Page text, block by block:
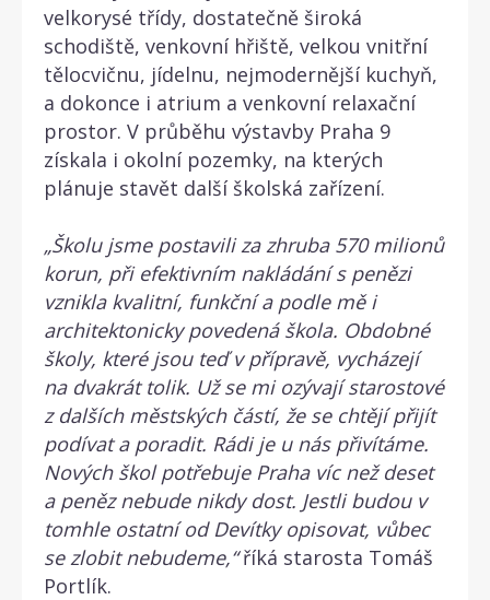
velkorysé třídy, dostatečně široká
schodiště, venkovní hřiště, velkou vnitřní
tělocvičnu, jídelnu, nejmodernější kuchyň,
a dokonce i atrium a venkovní relaxační
prostor. V průběhu výstavby Praha 9
získala i okolní pozemky, na kterých
plánuje stavět další školská zařízení.
„Školu jsme postavili za zhruba 570 milionů
korun, při efektivním nakládání s penězi
vznikla kvalitní, funkční a podle mě i
architektonicky povedená škola. Obdobné
školy, které jsou teď v přípravě, vycházejí
na dvakrát tolik. Už se mi ozývají starostové
z dalších městských částí, že se chtějí přijít
podívat a poradit. Rádi je u nás přivítáme.
Nových škol potřebuje Praha víc než deset
a peněz nebude nikdy dost. Jestli budou v
tomhle ostatní od Devítky opisovat, vůbec
se zlobit nebudeme,“říká starosta Tomáš
Portlík.